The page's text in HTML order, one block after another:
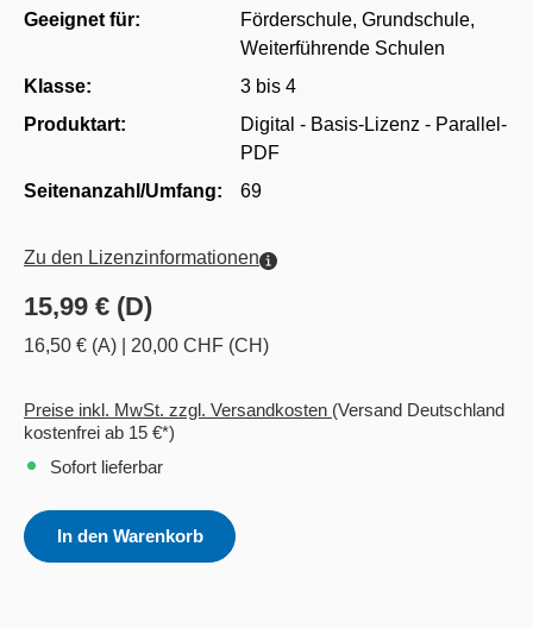
Geeignet für:
Förderschule, Grundschule,
Weiterführende Schulen
Klasse:
3 bis 4
Produktart:
Digital - Basis-Lizenz - Parallel-
PDF
Seitenanzahl/Umfang:
69
Zu den Lizenzinformationen
15,99 € (D)
16,50 € (A) 20,00 CHF (CH)
Preise inkl. MwSt. zzgl. Versandkosten (Versand Deutschland
kostenfrei ab 15 €*)
Sofort lieferbar
In den Warenkorb